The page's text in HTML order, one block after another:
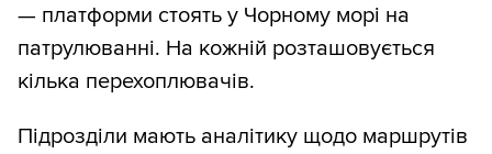
— платформи стоять у Чорному морі на
патрулюванні. На кожній розташовується
кілька перехоплювачів.
Підрозділи мають аналітику щодо маршрутів